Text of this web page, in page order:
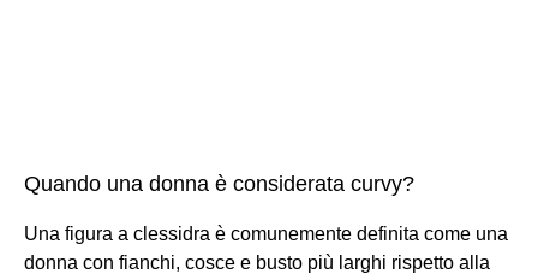
Quando una donna è considerata curvy?
Una figura a clessidra è comunemente definita come una
donna con fianchi, cosce e busto più larghi rispetto alla